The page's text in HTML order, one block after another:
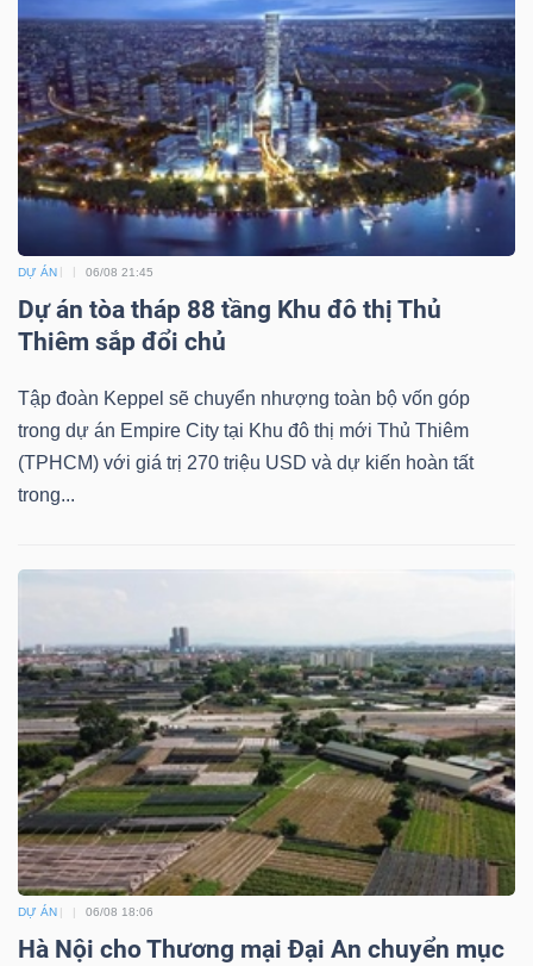
DỰ ÁN 06/08 21:45
Dự án tòa tháp 88 tầng Khu đô thị Thủ
Thiêm sắp đổi chủ
Tập đoàn Keppel sẽ chuyển nhượng toàn bộ vốn góp
trong dự án Empire City tại Khu đô thị mới Thủ Thiêm
(TPHCM) với giá trị 270 triệu USD và dự kiến hoàn tất
trong...
DỰ ÁN 06/08 18:06
Hà Nội cho Thương mại Đại An chuyển mục
(-)
Đào
tạo
tài
Công
Truyền
thông
tài
chính